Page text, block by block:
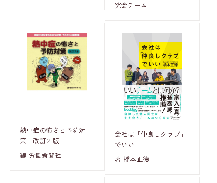
究会チーム
熱中症の怖さと予防対
策 改訂２版
編 労働新聞社
会社は「仲良しクラブ」
でいい
著 橋本正徳